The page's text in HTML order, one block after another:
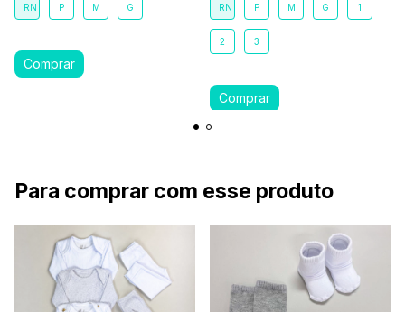
RN P M G RN P M G 1
2 3
Para comprar com esse produto